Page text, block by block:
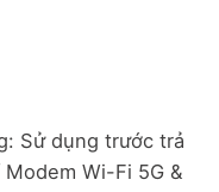
Sử dụng trước trả
Wi-Fi 5G &